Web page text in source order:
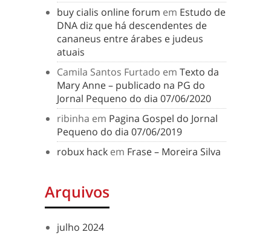
buy cialis online forum em Estudo de
DNA diz que há descendentes de
cananeus entre árabes e judeus
atuais
Camila Santos Furtado em Texto da
Mary Anne – publicado na PG do
Jornal Pequeno do dia 07/06/2020
ribinha em Pagina Gospel do Jornal
Pequeno do dia 07/06/2019
robux hack em Frase – Moreira Silva
Arquivos
julho 2024